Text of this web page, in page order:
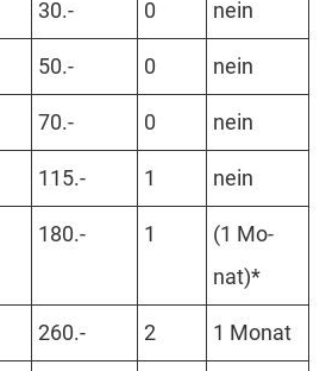
30.- 0 nein
50.- 0 nein
70.- 0 nein
115.- 1 nein
180.- 1
(1 Mo­­
nat)*
260.- 2 1 Mo­nat